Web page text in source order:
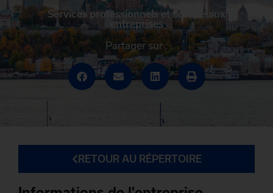
Services professionnels et service aux
entreprises
Partager sur :
RETOUR AU RÉPERTOIRE